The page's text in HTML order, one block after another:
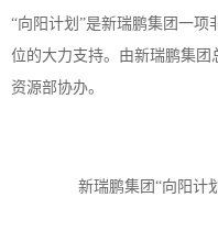
“向阳计划”是新瑞鹏集团一
位的大力支持。由新瑞鹏集
资源部协办。
新瑞鹏集团 “向阳计